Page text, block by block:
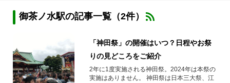
御茶ノ水駅の記事一覧（2件）
「神田祭」の開催はいつ？日程やお祭
りの見どころをご紹介
2年に1度実施される神田祭。2024年は本祭の
実施はありません。 神田祭は日本三大祭、江